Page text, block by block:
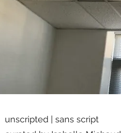
unscripted | sans script